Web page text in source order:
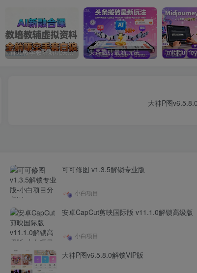
育儿教学教培新玩法，AI生成教学视频，市场大，操作简单，变现天花板非常高 头条搬砖最新玩法，文章+视频用AI全搞定，一天5张+不是问题，每天只需10分钟
大神P图
可可修图 v1.3.5解锁专业版
小白项目
安卓CapCut剪映国际版 v11.1.0解锁高级版
小白项目
大神P图v6.5.8.0解锁VIP版